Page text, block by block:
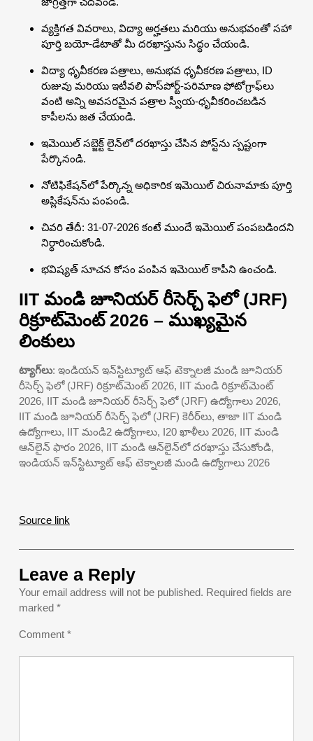
వ్యక్తిగత వివరాలు, విద్యా అర్హతలు మరియు అనుభవంతో సహా
పూర్తి బయో-డేటాతో మీ దరఖాస్తును సిద్ధం చేయండి.
విద్యా ధృవీకరణ పత్రాలు, అనుభవ ధృవీకరణ పత్రాలు, ID
రుజువు మరియు ఇటీవలి పాస్‌పోర్ట్-పరిమాణ ఫోటోగ్రాఫ్‌లు
వంటి అన్ని అవసరమైన పత్రాల స్వీయ-ధృవీకరించబడిన
కాపీలను జత చేయండి.
ఇమెయిల్ సబ్జెక్ట్ లైన్‌లో దరఖాస్తు చేసిన పోస్ట్‌ను స్పష్టంగా
పేర్కొనండి.
నోటిఫికేషన్‌లో పేర్కొన్న అధికారిక ఇమెయిల్ చిరునామాకు పూర్తి
అప్లికేషన్‌ను పంపండి.
చివరి తేదీ: 31-07-2026 కంటే ముందే ఇమెయిల్ పంపబడిందని
నిర్ధారించుకోండి.
భవిష్యత్ సూచన కోసం పంపిన ఇమెయిల్ కాపీని ఉంచండి.
IIT మండి జూనియర్ రీసెర్చ్ ఫెలో (JRF)
రిక్రూట్‌మెంట్ 2026 – ముఖ్యమైన
లింకులు
ట్యాగ్‌లు: ఇండియన్ ఇన్‌స్టిట్యూట్ ఆఫ్ టెక్నాలజీ మండి జూనియర్
రీసెర్చ్ ఫెలో (JRF) రిక్రూట్‌మెంట్ 2026, IIT మండి రిక్రూట్‌మెంట్
2026, IIT మండి జూనియర్ రీసెర్చ్ ఫెలో (JRF) ఉద్యోగాలు 2026,
IIT మండి జూనియర్ రీసెర్చ్ ఫెలో (JRF) కెరీర్‌లు, తాజా IIT మండి
ఉద్యోగాలు, IIT మండి2 ఉద్యోగాలు, I20 ఖాళీలు 2026, IIT మండి
ఆన్‌లైన్ ఫారం 2026, IIT మండి ఆన్‌లైన్‌లో దరఖాస్తు చేసుకోండి,
ఇండియన్ ఇన్‌స్టిట్యూట్ ఆఫ్ టెక్నాలజీ మండి ఉద్యోగాలు 2026
Source link
Leave a Reply
Your email address will not be published. Required fields are
marked *
Comment *